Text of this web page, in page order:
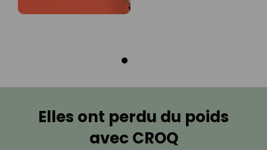
Elles ont perdu du poids
avec CROQ